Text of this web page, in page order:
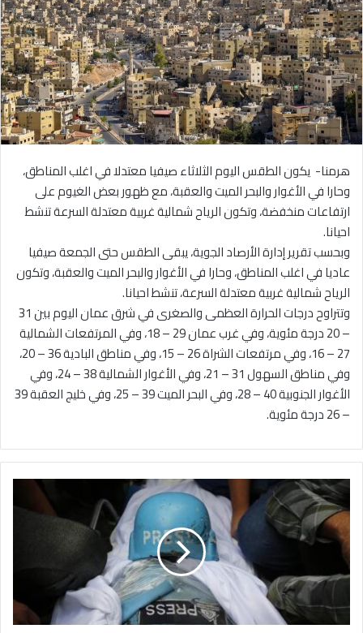
هرمنا- يكون الطقس اليوم الثلاثاء صيفيا معتدلا في اغلب المناطق،
وحارا في الأغوار والبحر الميت والعقبة، مع ظهور بعض الغيوم على
ارتفاعات منخفضة، وتكون الرياح شمالية غربية معتدلة السرعة تنشط
احيانا.
وبحسب تقرير إدارة الأرصاد الجوية، يبقى الطقس حتى الجمعة صيفيا
عاديا في اغلب المناطق، وحارا في الأغوار والبحر الميت والعقبة، وتكون
الرياح شمالية غربية معتدلة السرعة، تنشط احيانا.
وتتراوح درجات الحرارة العظمى والصغرى في شرق عمان اليوم بين 31
– 20 درجة مئوية، وفي غرب عمان 29 – 18، وفي المرتفعات الشمالية
27 – 16، وفي مرتفعات الشراة 26 – 15، وفي مناطق البادية 36 – 20،
وفي مناطق السهول 31 – 21، وفي الأغوار الشمالية 38 – 24، وفي
الأغوار الجنوبية 40 – 28، وفي البحر الميت 39 – 25، وفي خليج العقبة 39
– 26 درجة مئوية.
ا
ر
ت
ف
ا
ع
د
د